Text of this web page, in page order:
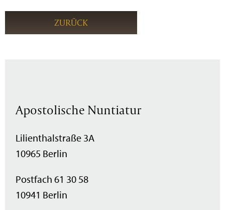
ZURÜCK
Apostolische Nuntiatur
Lilienthalstraße 3A
10965 Berlin
Postfach 61 30 58
10941 Berlin